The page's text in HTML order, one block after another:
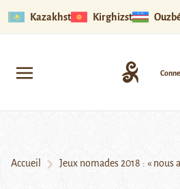
Kazakhstan Kirghizstan
Accueil Jeux nomades 2018 : « nous